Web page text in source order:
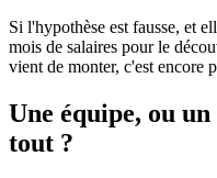
Si l'hypothèse est fausse, et
mois de salaires pour le
vient de monter, c'est encore
Une équipe, ou
tout ?